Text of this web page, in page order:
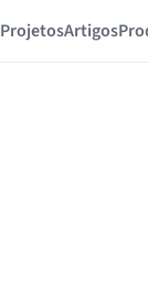
ProjetosArtigos